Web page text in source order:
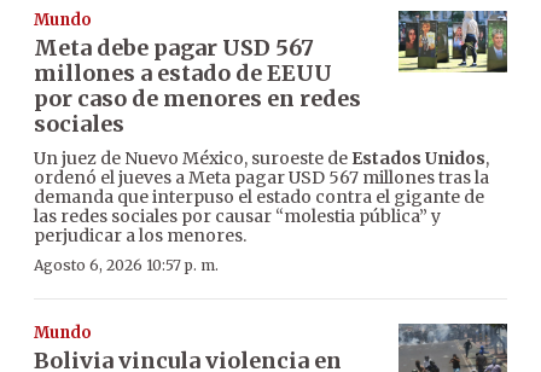
Mundo
Meta debe pagar USD 567
millones a estado de EEUU
por caso de menores en redes
sociales
Un juez de Nuevo México, suroeste de Estados Unidos,
ordenó el jueves a Meta pagar USD 567 millones tras la
demanda que interpuso el estado contra el gigante de
las redes sociales por causar “molestia pública” y
perjudicar a los menores.
Agosto 6, 2026 10:57 p. m.
Mundo
Bolivia vincula violencia en